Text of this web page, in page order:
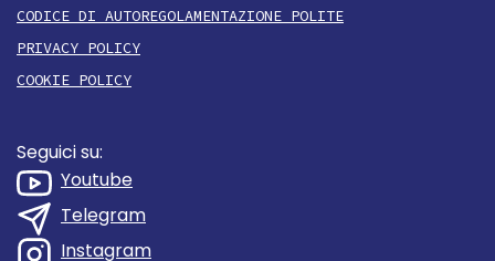
CODICE DI AUTOREGOLAMENTAZIONE POLITE
PRIVACY POLICY
COOKIE POLICY
Seguici su:
Youtube
Telegram
Instagram